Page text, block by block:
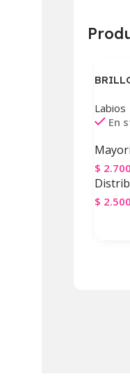
Labios
En
$ 2.700
$ 2.500